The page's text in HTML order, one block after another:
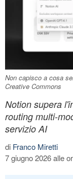
Non capisco a cosa
Creative Commons
Notion supera
routing multi-
servizio AI
di Franco Miretti
7 giugno 2026 alle